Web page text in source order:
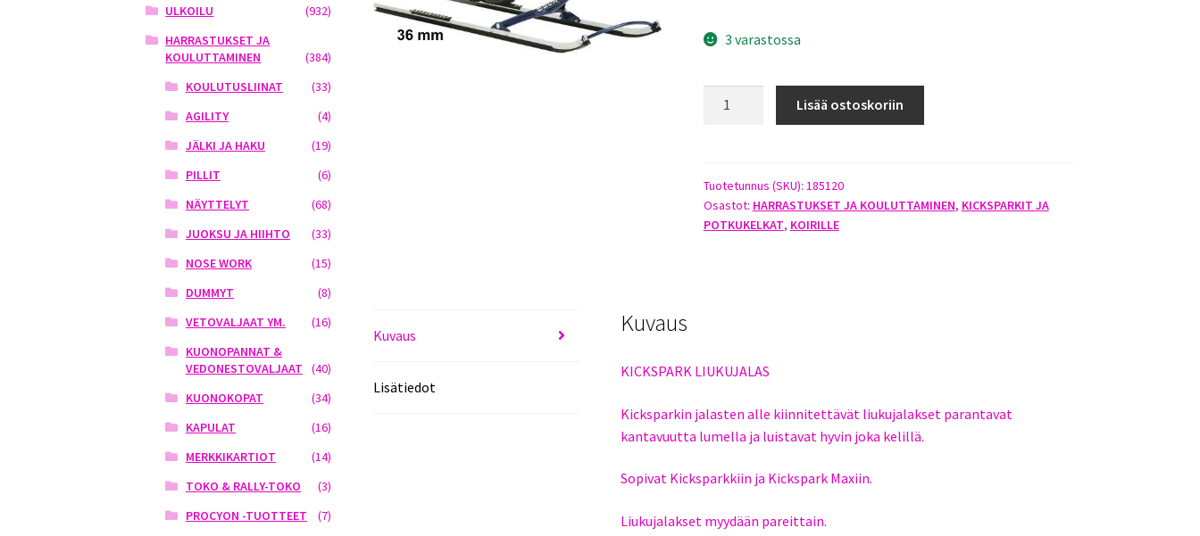
3 varastossa
Lisää ostoskoriin
Tuotetunnus (SKU): 185120
Osastot: HARRASTUKSET JA KOULUTTAMINEN, KICKSPARKIT JA
POTKUKELKAT, KOIRILLE
Kuvaus
Lisätiedot
Kuvaus
KICKSPARK LIUKUJALAS
Kicksparkin jalasten alle kiinnitettävät liukujalakset parantavat
kantavuutta lumella ja luistavat hyvin joka kelillä.
Sopivat Kicksparkkiin ja Kickspark Maxiin.
Liukujalakset myydään pareittain.
ULKOILU
(932)
HARRASTUKSET JA
KOULUTTAMINEN
(384)
KOULUTUSLIINAT
(33)
AGILITY
(4)
JÄLKI JA HAKU
(19)
PILLIT
(6)
NÄYTTELYT
(68)
JUOKSU JA HIIHTO
(33)
NOSE WORK
(15)
DUMMYT
(8)
VETOVALJAAT YM.
(16)
KUONOPANNAT &
VEDONESTOVALJAAT
(40)
KUONOKOPAT
(34)
KAPULAT
(16)
MERKKIKARTIOT
(14)
TOKO & RALLY-TOKO
(3)
PROCYON -TUOTTEET
(7)